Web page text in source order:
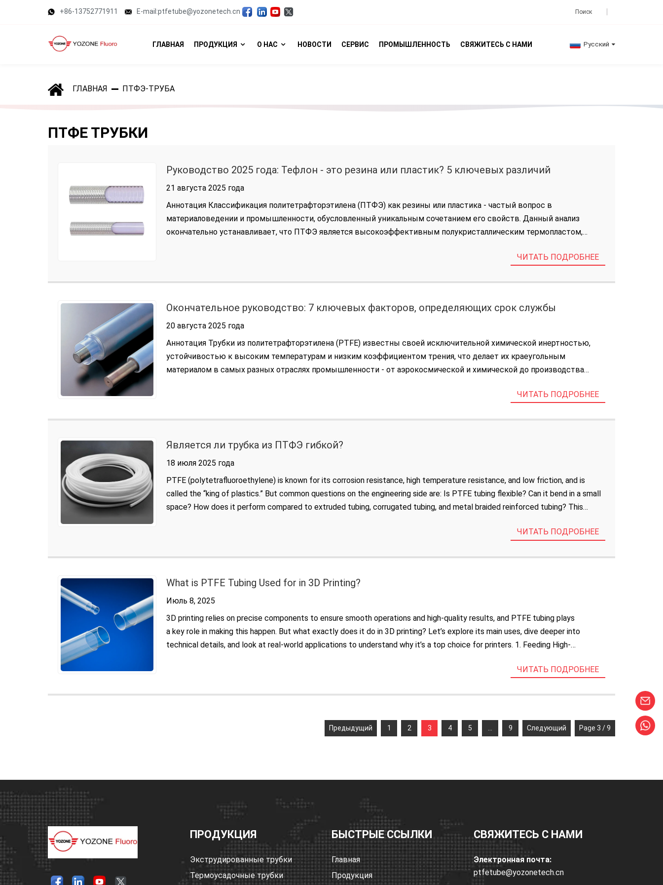
+86-13752771911 E-mail:ptfetube@yozonetech.cn
ГЛАВНАЯ ПРОДУКЦИЯ О НАС НОВОСТИ СЕРВИС ПРОМЫШЛЕННОСТЬ СВЯЖИТЕСЬ С НАМИ Русский
ГЛАВНАЯ ПТФЭ-ТРУБА
ПТФЕ ТРУБКИ
Руководство 2025 года: Тефлон - это резина или пластик? 5 ключевых различий
21 августа 2025 года
Аннотация Классификация политетрафторэтилена (ПТФЭ) как резины или пластика - частый вопрос в
материаловедении и промышленности, обусловленный уникальным сочетанием его свойств. Данный анализ
окончательно устанавливает, что ПТФЭ является высокоэффективным полукристаллическим термопластом,
ЧИТАТЬ ПОДРОБНЕЕ
Окончательное руководство: 7 ключевых факторов, определяющих срок службы
тефлоновых трубок
20 августа 2025 года
Аннотация Трубки из политетрафторэтилена (PTFE) известны своей исключительной химической инертностью,
устойчивостью к высоким температурам и низким коэффициентом трения, что делает их краеугольным
материалом в самых разных отраслях промышленности - от аэрокосмической и химической до производства
ЧИТАТЬ ПОДРОБНЕЕ
Является ли трубка из ПТФЭ гибкой?
18 июля 2025 года
PTFE (polytetrafluoroethylene) is known for its corrosion resistance, high temperature resistance, and low friction, and is
called the “king of plastics.” But common questions on the engineering side are: Is PTFE tubing flexible? Can it bend in a small
space? How does it perform compared to extruded tubing, corrugated tubing, and metal braided reinforced tubing? This
ЧИТАТЬ ПОДРОБНЕЕ
What is PTFE Tubing Used for in 3D Printing?
Июль 8, 2025
3D printing relies on precise components to ensure smooth operations and high-quality results, and PTFE tubing plays
a key role in making this happen. But what exactly does it do in 3D printing? Let’s explore its main uses, dive deeper into
technical details, and look at real-world applications to understand why it’s a top choice for printers. 1. Feeding High-
ЧИТАТЬ ПОДРОБНЕЕ
Предыдущий 1 2 3 4 5 9 Следующий Page 3 / 9
ПРОДУКЦИЯ
Экструдированные трубки
Термоусадочные трубки
БЫСТРЫЕ ССЫЛКИ
Главная
Продукция
СВЯЖИТЕСЬ С НАМИ
Электронная почта:
ptfetube@yozonetech.cn